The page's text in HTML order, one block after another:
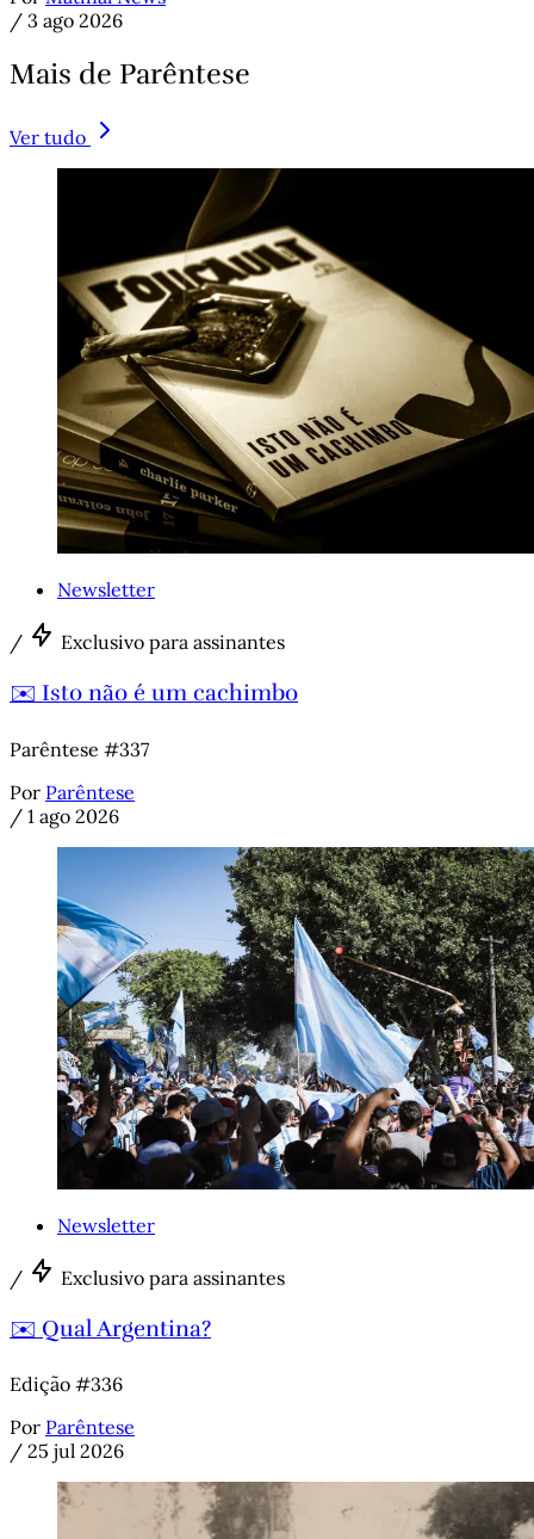
/ 3 ago 2026
Mais de Parêntese
Ver tudo
Newsletter
/ Exclusivo para assinantes
✉️ Isto não é um cachimbo
Parêntese #337
Por Parêntese
/ 1 ago 2026
Newsletter
/ Exclusivo para assinantes
✉️ Qual Argentina?
Edição #336
Por Parêntese
/ 25 jul 2026